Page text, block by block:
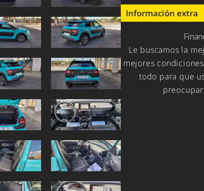
Información extra
Le buscamos la
mejores
todo para que